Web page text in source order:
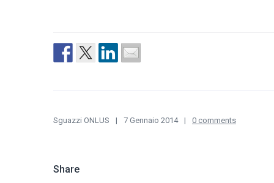
Sguazzi ONLUS 7 Gennaio 2014 0 comments
Share